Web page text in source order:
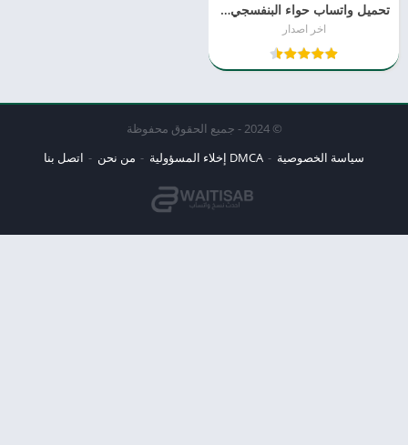
تحميل واتساب حواء البنفسجي 2025 Hawa WhatsApp اخر تحديث جديد مجانا
اخر اصدار
© 2024 - جميع الحقوق محفوظة
سياسة الخصوصية
DMCA إخلاء المسؤولية من نحن اتصل بنا